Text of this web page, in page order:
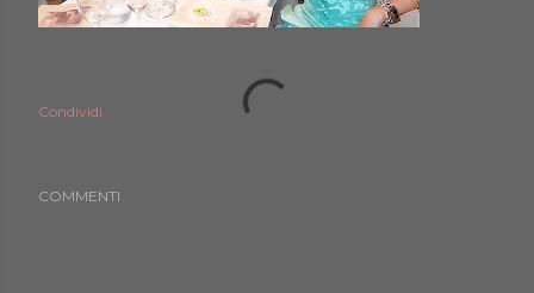
Condividi
COMMENTI